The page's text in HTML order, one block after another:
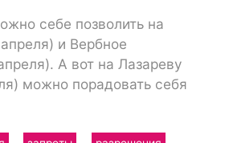
себе позволить на
и Вербное
А вот на Лазареву
можно порадовать себя